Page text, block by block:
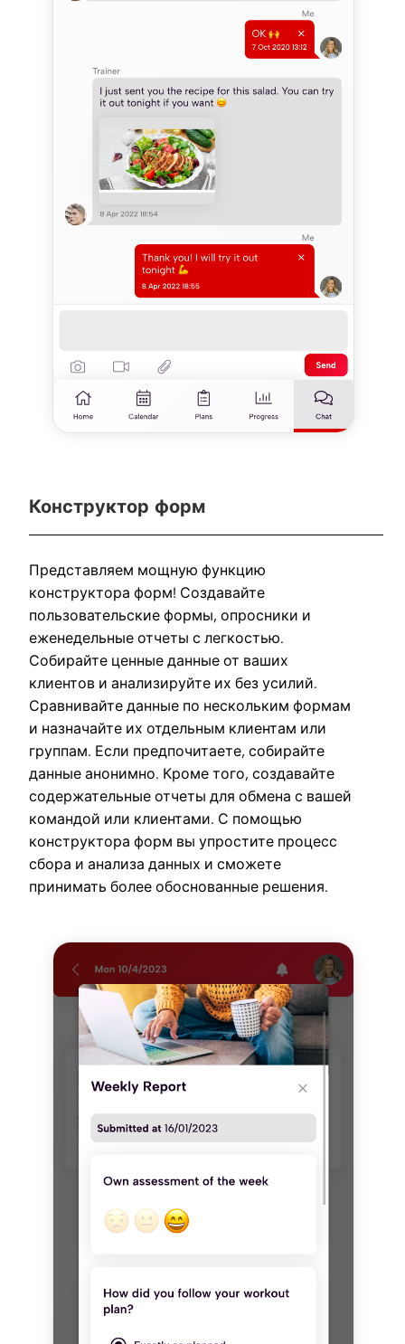
Конструктор форм
Представляем мощную функцию
конструктора форм! Создавайте
пользовательские формы, опросники и
еженедельные отчеты с легкостью.
Собирайте ценные данные от ваших
клиентов и анализируйте их без усилий.
Сравнивайте данные по нескольким формам
и назначайте их отдельным клиентам или
группам. Если предпочитаете, собирайте
данные анонимно. Кроме того, создавайте
содержательные отчеты для обмена с вашей
командой или клиентами. С помощью
конструктора форм вы упростите процесс
сбора и анализа данных и сможете
принимать более обоснованные решения.